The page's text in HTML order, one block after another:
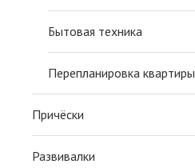
Бытовая техника
Перепланировка квартиры
Причёски
Развивалки